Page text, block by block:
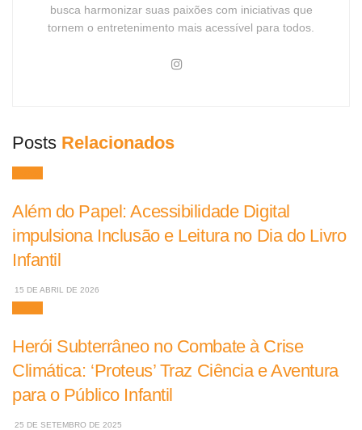
busca harmonizar suas paixões com iniciativas que
tornem o entretenimento mais acessível para todos.
Posts Relacionados
Além do Papel: Acessibilidade Digital
impulsiona Inclusão e Leitura no Dia do Livro
Infantil
15 DE ABRIL DE 2026
Herói Subterrâneo no Combate à Crise
Climática: ‘Proteus’ Traz Ciência e Aventura
para o Público Infantil
25 DE SETEMBRO DE 2025